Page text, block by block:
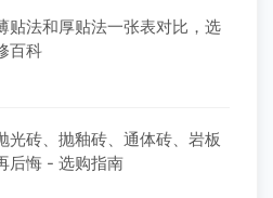
贴法和厚贴法一张表对比，选
百科
光砖、抛釉砖、通体砖、岩板
后悔 - 选购指南